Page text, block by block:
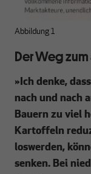
Abbildung 1
Der Weg
»Ich denke,
nach und nach
Bauern zu viel
Kartoffeln
loswerden,
senken. Bei